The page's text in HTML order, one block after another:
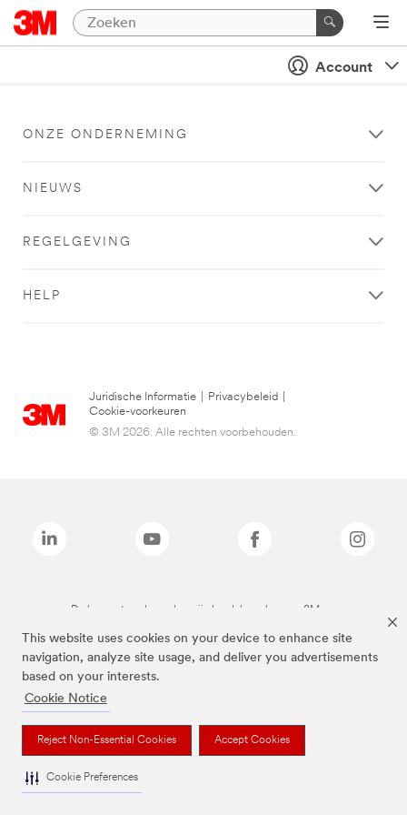
This website uses cookies on your device to enhance site
navigation, analyze site usage, and deliver you advertisements
based on your interests.
Cookie Notice
Reject Non-Essential Cookies Accept Cookies
Cookie Preferences
Account
ONZE ONDERNEMING
NIEUWS
REGELGEVING
HELP
Juridische Informatie Privacybeleid
Cookie-voorkeuren
© 3M 2026. Alle rechten voorbehouden.
De bovenstaande merken zijn handelsmerken van 3M.we